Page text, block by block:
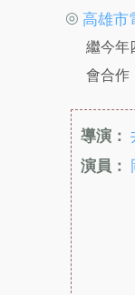
◎ 高雄市
繼今年
會合作
導演：
演員：